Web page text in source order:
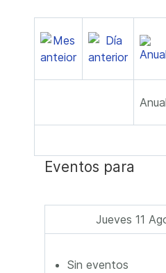
Anual
Eventos para
Jueves 11
Sin eventos